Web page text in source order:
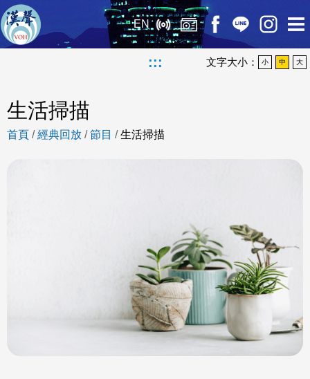
EN
::: 文字大小： 小 中 大
生活掃描
首頁 /經典回放 /節目 /生活掃描